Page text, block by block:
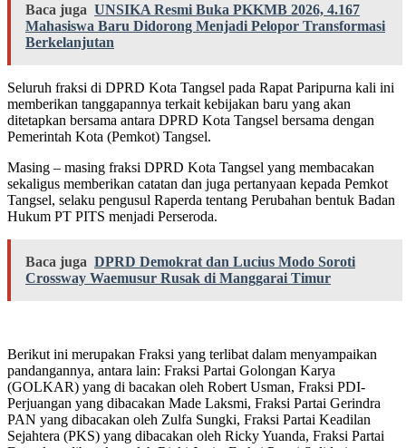
Baca juga UNSIKA Resmi Buka PKKMB 2026, 4.167
Mahasiswa Baru Didorong Menjadi Pelopor Transformasi
Berkelanjutan
Seluruh fraksi di DPRD Kota Tangsel pada Rapat Paripurna kali ini
memberikan tanggapannya terkait kebijakan baru yang akan
ditetapkan bersama antara DPRD Kota Tangsel bersama dengan
Pemerintah Kota (Pemkot) Tangsel.
Masing – masing fraksi DPRD Kota Tangsel yang membacakan
sekaligus memberikan catatan dan juga pertanyaan kepada Pemkot
Tangsel, selaku pengusul Raperda tentang Perubahan bentuk Badan
Hukum PT PITS menjadi Perseroda.
Baca juga DPRD Demokrat dan Lucius Modo Soroti
Crossway Waemusur Rusak di Manggarai Timur
Berikut ini merupakan Fraksi yang terlibat dalam menyampaikan
pandangannya, antara lain: Fraksi Partai Golongan Karya
(GOLKAR) yang di bacakan oleh Robert Usman, Fraksi PDI-
Perjuangan yang dibacakan Made Laksmi, Fraksi Partai Gerindra
PAN yang dibacakan oleh Zulfa Sungki, Fraksi Partai Keadilan
Sejahtera (PKS) yang dibacakan oleh Ricky Yuanda, Fraksi Partai